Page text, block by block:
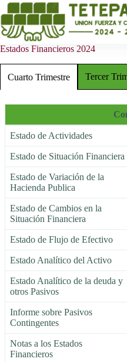
Saltar
al
contenido
Estados Financieros 2024
Cuarto Trimestre Tercer
Estado de Actividades
Estado de Situación Financiera
Estado de Variación de la
Hacienda Publica
Estado de Cambios en la
Situación Financiera
Estado de Flujo de Efectivo
Estado Analítico del Activo
Estado Analítico de la deuda y
otros Pasivos
Informe sobre Pasivos
Contingentes
Notas a los Estados
Financieros